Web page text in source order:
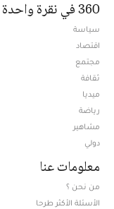
360 في نقرة واحدة
سياسة
اقتصاد
مجتمع
ثقافة
ميديا
رياضة
مشاهير
دولي
معلومات عنا
من نحن ؟
الأسئلة الأكثر طرحا